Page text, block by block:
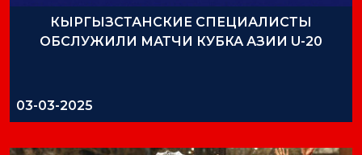
КЫРГЫЗСТАНСКИЕ СПЕЦИАЛИСТЫ
ОБСЛУЖИЛИ МАТЧИ КУБКА АЗИИ U-20
03-03-2025